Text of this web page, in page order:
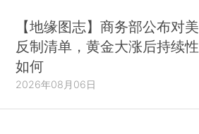
【地缘图志】商务部公布对美
反制清单，黄金大涨后持续性
如何
2026年08月06日